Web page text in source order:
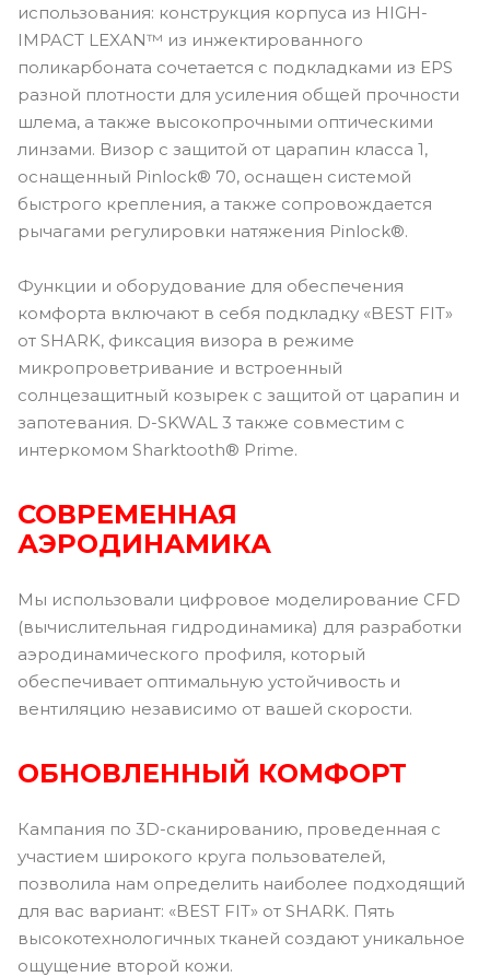
использования: конструкция корпуса из HIGH-
IMPACT LEXAN™ из инжектированного
поликарбоната сочетается с подкладками из EPS
разной плотности для усиления общей прочности
шлема, а также высокопрочными оптическими
линзами. Визор с защитой от царапин класса 1,
оснащенный Pinlock® 70, оснащен системой
быстрого крепления, а также сопровождается
рычагами регулировки натяжения Pinlock®.
Функции и оборудование для обеспечения
комфорта включают в себя подкладку «BEST FIT»
от SHARK, фиксация визора в режиме
микропроветривание и встроенный
солнцезащитный козырек с защитой от царапин и
запотевания. D-SKWAL 3 также совместим с
интеркомом Sharktooth® Prime.
СОВРЕМЕННАЯ
АЭРОДИНАМИКА
Мы использовали цифровое моделирование CFD
(вычислительная гидродинамика) для разработки
аэродинамического профиля, который
обеспечивает оптимальную устойчивость и
вентиляцию независимо от вашей скорости.
ОБНОВЛЕННЫЙ КОМФОРТ
Кампания по 3D-сканированию, проведенная с
участием широкого круга пользователей,
позволила нам определить наиболее подходящий
для вас вариант: «BEST FIT» от SHARK. Пять
высокотехнологичных тканей создают уникальное
ощущение второй кожи.